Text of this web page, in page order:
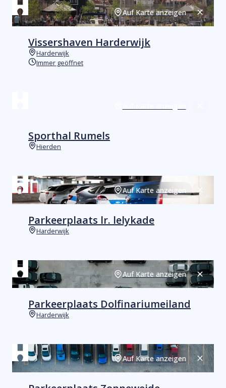
Auf Karte anzeigen
Vissershaven Harderwijk
Orte
Harderwijk
Immer geöffnet
Sporthal Rumels
Hierden
Auf Karte anzeigen
Parkeerplaats lr. lelykade
Harderwijk
Auf Karte anzeigen
Parkeerplaats Dolfinariumeiland
Harderwijk
Auf Karte anzeigen